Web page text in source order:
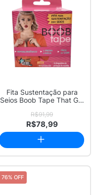
Fita Sustentação para
Seios Boob Tape That Girl
R$91,99
R$78,99
76% OFF